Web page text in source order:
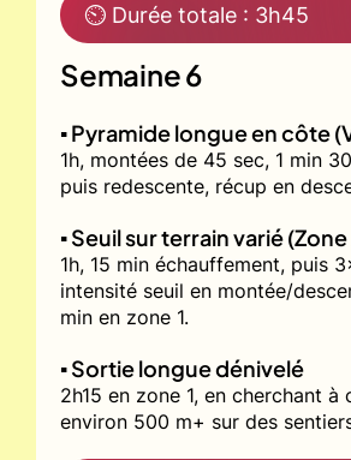
⏲ Durée totale : 3h45
Semaine 6
▪️ Pyramide longue en côte
1h, montées de 45 sec, 1 min
puis redescente, récup en
▪️ Seuil sur terrain varié
1h, 15 min échauffement, puis
intensité seuil en montée/
min en zone 1.
▪️ Sortie longue dénivelé
2h15 en zone 1, en cherchant à
environ 500 m+ sur des